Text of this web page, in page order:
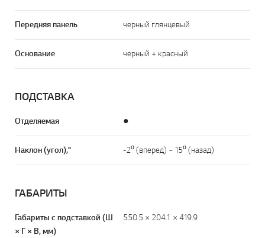
Передняя панель черный глянцевый
Основание черный + красный
ПОДСТАВКА
Отделяемая ●
Наклон (угол),° -2º (вперед) ~ 15º (назад)
ГАБАРИТЫ
Габариты с подставкой (Ш
× Г × В, мм)
550.5 × 204.1 × 419.9